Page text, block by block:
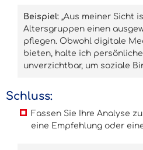
Beispiel: „Aus meiner Sicht
Altersgruppen einen
pflegen. Obwohl digitale
bieten, halte ich
unverzichtbar, um soziale
Schluss:
Fassen Sie Ihre Analyse
eine Empfehlung oder